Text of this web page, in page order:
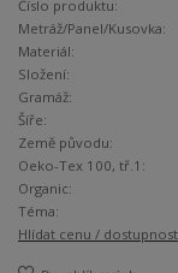
Číslo produktu:
Metráž/Panel/Kusovka:
Materiál:
Složení:
Gramáž:
Šíře:
Země původu:
Oeko-Tex 100, tř.1:
Organic:
Téma:
Hlídat cenu / dostupnost